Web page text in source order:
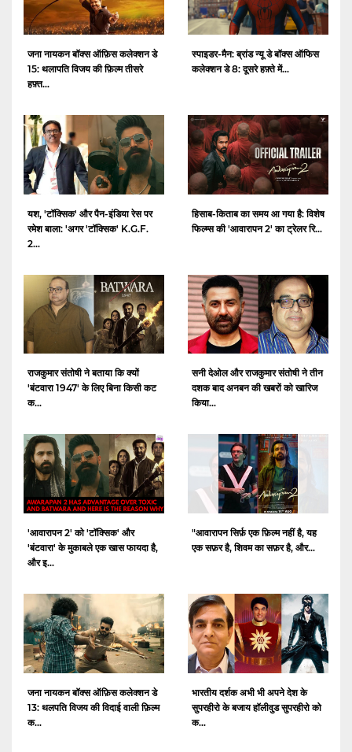
जना नायकन बॉक्स ऑफ़िस कलेक्शन डे
15: थलापति विजय की फ़िल्म तीसरे
हफ़्त...
स्पाइडर-मैन: ब्रांड न्यू डे बॉक्स ऑफिस
कलेक्शन डे 8: दूसरे हफ़्ते में...
यश, 'टॉक्सिक' और पैन-इंडिया रेस पर
रमेश बाला: 'अगर 'टॉक्सिक' K.G.F.
2...
हिसाब-किताब का समय आ गया है: विशेष
फिल्म्स की 'आवारापन 2' का ट्रेलर रि...
राजकुमार संतोषी ने बताया कि क्यों
'बंटवारा 1947' के लिए बिना किसी कट
क...
सनी देओल और राजकुमार संतोषी ने तीन
दशक बाद अनबन की खबरों को खारिज
किया...
'आवारापन 2' को 'टॉक्सिक' और
'बंटवारा' के मुकाबले एक खास फायदा है,
और इ...
"आवारापन सिर्फ़ एक फ़िल्म नहीं है, यह
एक सफ़र है, शिवम का सफ़र है, और...
जना नायकन बॉक्स ऑफ़िस कलेक्शन डे
13: थलपति विजय की विदाई वाली फ़िल्म
क...
भारतीय दर्शक अभी भी अपने देश के
सुपरहीरो के बजाय हॉलीवुड सुपरहीरो को
क...